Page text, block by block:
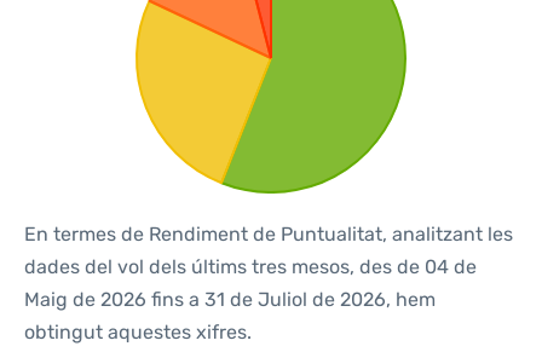
En termes de Rendiment de Puntualitat, analitzant les
dades del vol dels últims tres mesos, des de 04 de
Maig de 2026 fins a 31 de Juliol de 2026, hem
obtingut aquestes xifres.